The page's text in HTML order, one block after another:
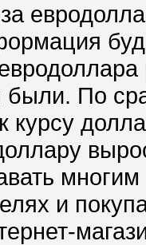
были. По
курсу
и